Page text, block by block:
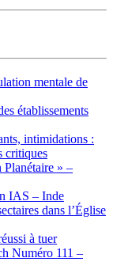
mentale de
établissements
intimidations :
critiques
» –
IAS – Inde
dans l’Église
à tuer
Numéro 111 –